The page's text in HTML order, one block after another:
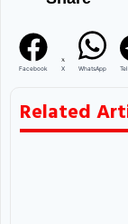
Facebook X WhatsApp
Related